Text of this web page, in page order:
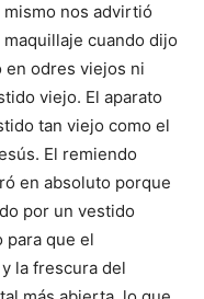
nos advirtió
cuando dijo
en odres viejos ni
viejo. El aparato
tan viejo como el
El remiendo
en absoluto porque
por un vestido
para que el
la frescura del